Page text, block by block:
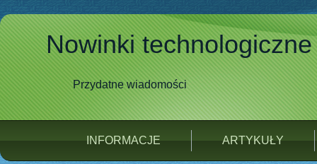
Nowinki technologiczne
Przydatne wiadomości
INFORMACJE ARTYKUŁY